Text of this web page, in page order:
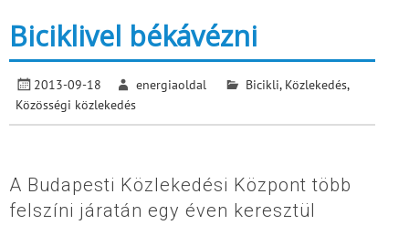
Biciklivel békávézni
2013-09-18 energiaoldal Bicikli, Közlekedés,
Közösségi közlekedés
A Budapesti Közlekedési Központ több
felszíni járatán egy éven keresztül